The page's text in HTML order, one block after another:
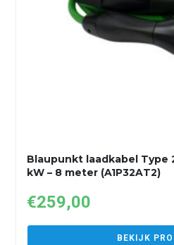
Blaupunkt laadkabel Type
kW – 8 meter (A1P32AT2)
€259,00
BEKIJK